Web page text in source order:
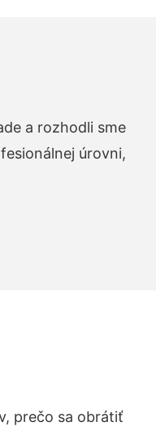
a rozhodli sme
úrovni,
prečo sa obrátiť